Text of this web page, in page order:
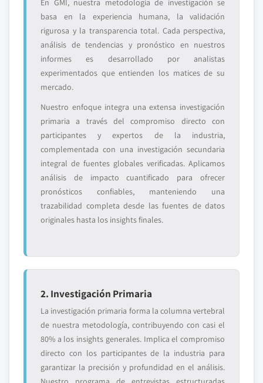
En GMI, nuestra metodología de investigación se
basa en la experiencia humana, la validación
rigurosa y la transparencia total. Cada perspectiva,
análisis de tendencias y pronóstico en nuestros
informes es desarrollado por analistas
experimentados que entienden los matices de su
mercado.
Nuestro enfoque integra una extensa investigación
primaria a través del compromiso directo con
participantes y expertos de la industria,
complementada con una investigación secundaria
integral de fuentes globales verificadas. Aplicamos
análisis de impacto cuantificado para ofrecer
pronósticos confiables, manteniendo una
trazabilidad completa desde las fuentes de datos
originales hasta los insights finales.
2. Investigación Primaria
La investigación primaria forma la columna vertebral
de nuestra metodología, contribuyendo con casi el
80% a los insights generales. Implica el compromiso
directo con los participantes de la industria para
garantizar la precisión y profundidad en el análisis.